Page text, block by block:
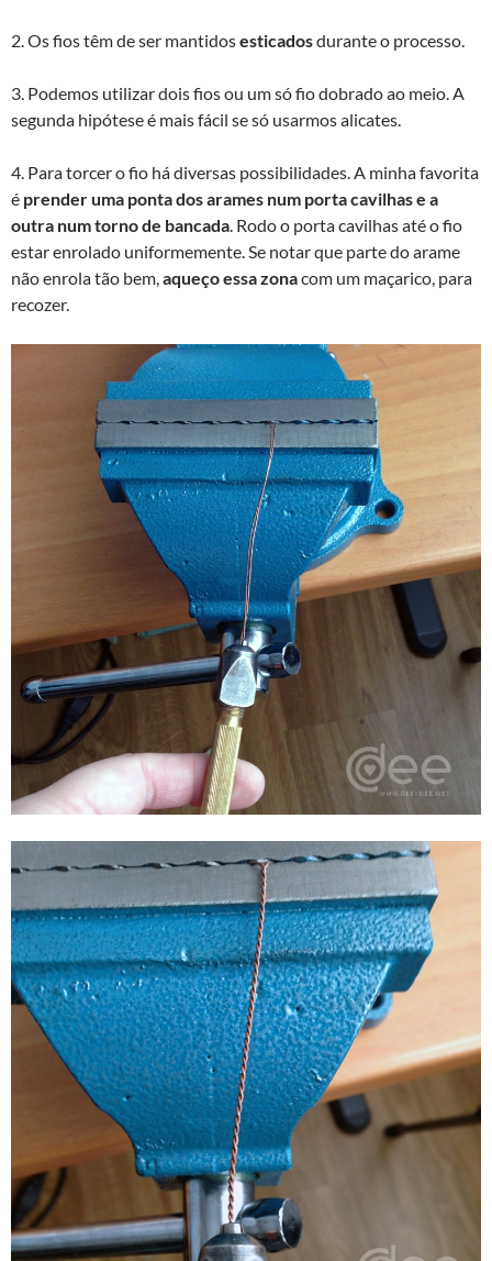
2. Os fios têm de ser mantidosesticadosdurante o processo.
3. Podemos utilizar dois fios ou um só fio dobrado ao meio. A
segunda hipótese é mais fácil se só usarmos alicates.
4. Para torcer o fio há diversas possibilidades. A minha favorita
é prender uma ponta dos arames num porta cavilhas e a
outra num torno de bancada. Rodo o porta cavilhas até o fio
estar enrolado uniformemente. Se notar que parte do arame
não enrola tão bem,aqueço essa zonacom um maçarico, para
recozer.